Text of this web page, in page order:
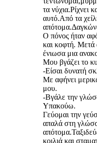
τα νύχια.Ρίχνει
αυτό.Από τα
Ο πόνος ήταν
και κοφτή. Μετά
ένιωσα μια
Μου βγάζει το
-Είσαι δυνατή
Με αφήνει
μου.
-Βγάλε την
Υπακούω.
Γεύομαι την
απαλά στη
κοιλιά και